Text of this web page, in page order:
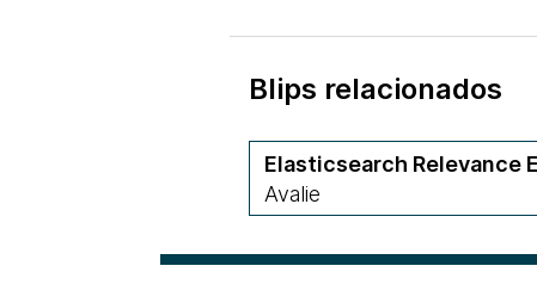
Blips relacionados
Elasticsearch Relevance
Avalie